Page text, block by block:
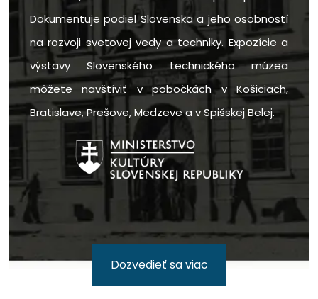
Dokumentuje podiel Slovenska a jeho osobností
na rozvoji svetovej vedy a techniky. Expozície a
výstavy Slovenského technického múzea
môžete navštíviť v pobočkách v Košiciach,
Bratislave, Prešove, Medzeve a v Spišskej Belej.
Dozvedieť sa viac